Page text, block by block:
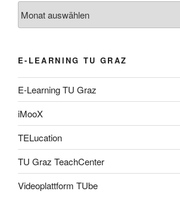
E-LEARNING TU GRAZ
E-Learning TU Graz
iMooX
TELucation
TU Graz TeachCenter
Videoplattform TUbe